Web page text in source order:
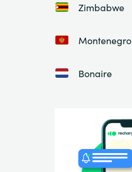
Zimbabwe
Montenegro
Bonaire